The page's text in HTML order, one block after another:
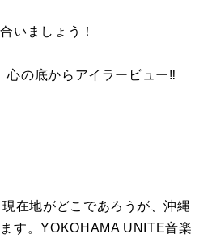
いましょう！
心の底からアイラービュー‼︎
在地がどこであろうが、沖縄
す。YOKOHAMA UNITE音楽